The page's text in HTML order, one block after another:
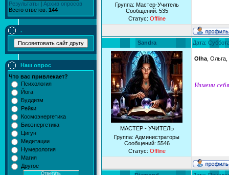
Результаты
Архив опросов
Всего ответов: 144
.
Наш опрос
Что вас привлекает?
Психология
Йога
Буддизм
Рейки
Космоэнергетика
Биоэнергетика
Цигун
Медитации
Нумерология
Магия
Другое
Группа: Мастер-Учитель
Сообщений: 535
Статус: Offline
Sandra Дата:
МАСТЕР - УЧИТЕЛЬ
Группа: Администраторы
Сообщений: 5546
Статус: Offline
Olha ,
Измени